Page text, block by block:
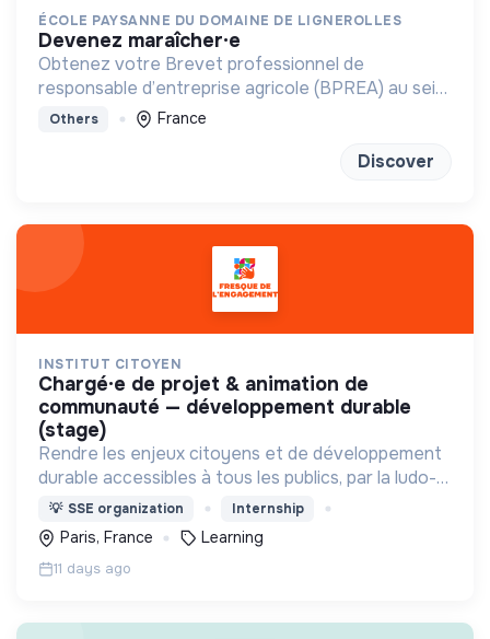
ÉCOLE PAYSANNE DU DOMAINE DE LIGNEROLLES
devenez maraîcher·e
Obtenez votre Brevet professionnel de
responsable d’entreprise agricole (BPREA) au sein
d'une ferme en maraîchage bio-intensive
Others France
Discover
INSTITUT CITOYEN
chargé·e de projet & animation de
communauté — développement durable
(stage)
Rendre les enjeux citoyens et de développement
durable accessibles à tous les publics, par la ludo-
pédagogie.
💡 SSE organization Internship
Paris, France Learning
11 days ago